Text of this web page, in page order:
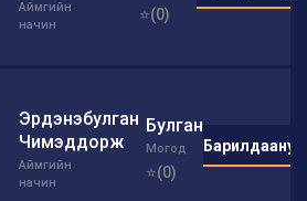
Аймгийн
начин
⭐(0)
Эрдэнэбулган
Чимэддорж
Аймгийн
начин
Булган
Могод
⭐(0)